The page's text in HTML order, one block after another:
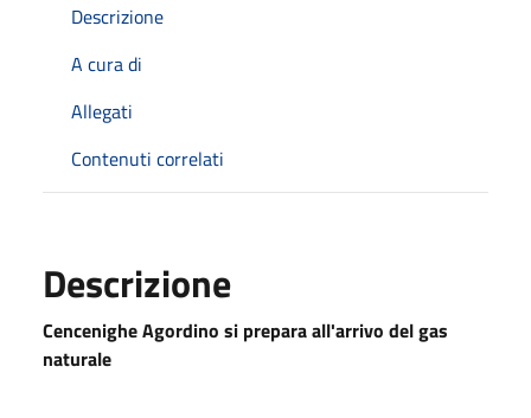
Descrizione
A cura di
Allegati
Contenuti correlati
Descrizione
Cencenighe Agordino si prepara all'arrivo del gas
naturale